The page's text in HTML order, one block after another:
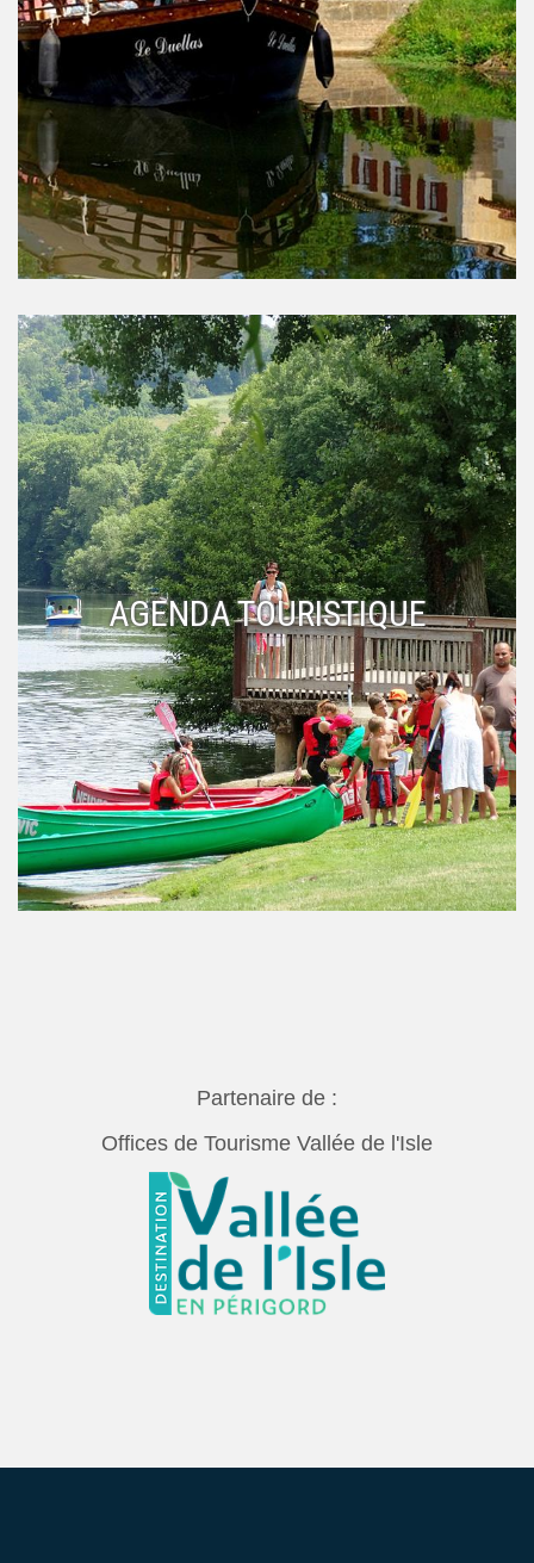
AGENDA TOURISTIQUE
Partenaire de :
Offices de Tourisme Vallée de l'Isle